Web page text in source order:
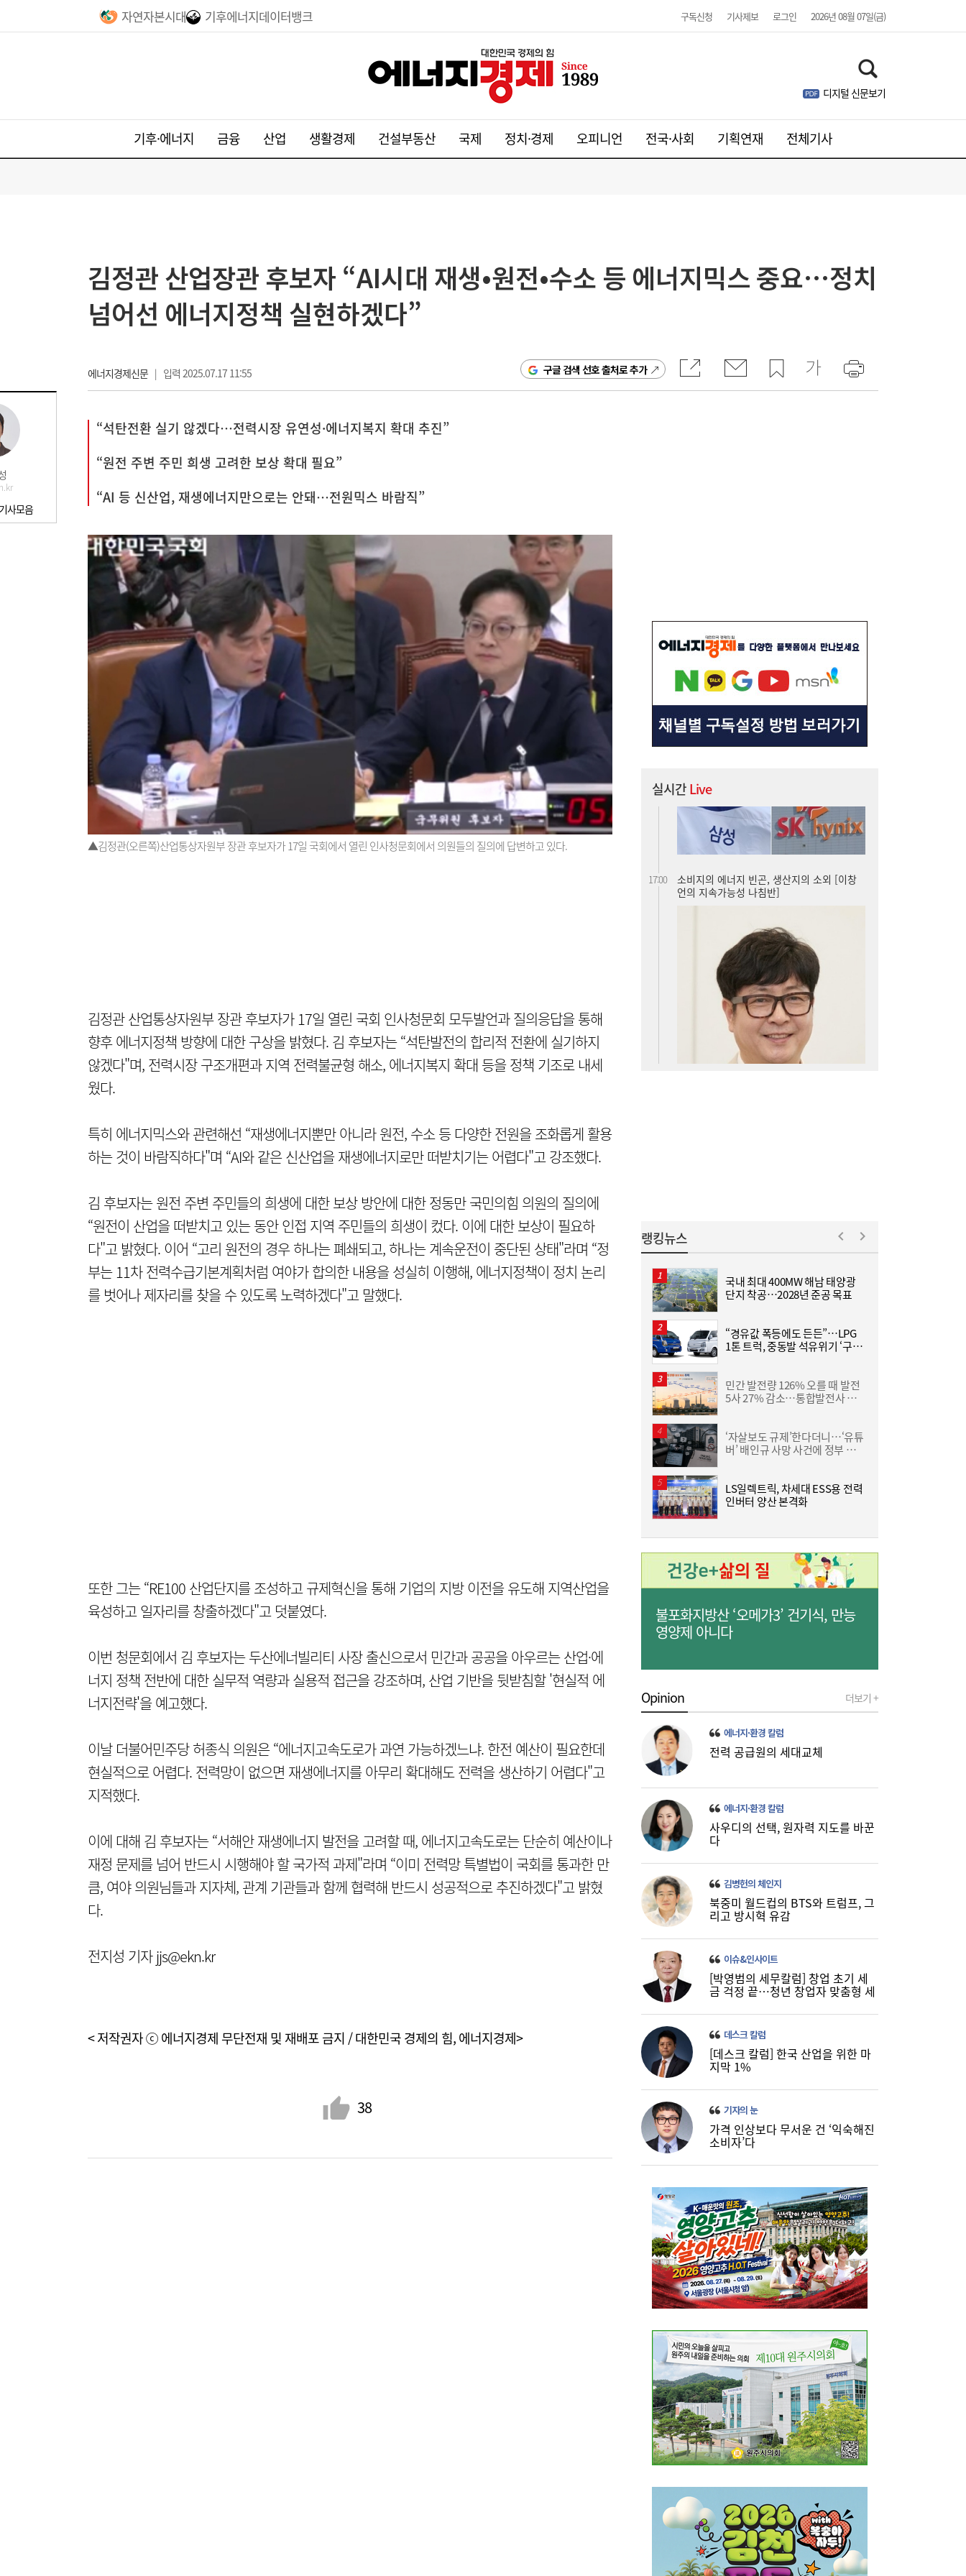
자연자본시대 기후에너지데이터뱅크 구독신청 기사제보 로그인 2026년 08월 07일(금)
디지털 신문보기
기후·에너지 금융 산업 생활경제 건설부동산 국제 정치·경제 오피니언 전국·사회 기획연재 전체기사
사모음
김정관 산업장관 후보자 “AI시대 재생•원전•수소 등 에너지믹스 중요…정치
넘어선 에너지정책 실현하겠다”
에너지경제신문| 입력 2025.07.17 11:55 구글 검색 선호 출처로 추가
“석탄전환 실기 않겠다…전력시장 유연성·에너지복지 확대 추진”
“원전 주변 주민 희생 고려한 보상 확대 필요”
“AI 등 신산업, 재생에너지만으로는 안돼…전원믹스 바람직”
▲김정관(오른쪽)산업통상자원부 장관 후보자가 17일 국회에서 열린 인사청문회에서 의원들의 질의에 답변하고 있다.
김정관 산업통상자원부 장관 후보자가 17일 열린 국회 인사청문회 모두발언과 질의응답을 통해
향후 에너지정책 방향에 대한 구상을 밝혔다. 김 후보자는 “석탄발전의 합리적 전환에 실기하지
않겠다"며, 전력시장 구조개편과 지역 전력불균형 해소, 에너지복지 확대 등을 정책 기조로 내세
웠다.
특히 에너지믹스와 관련해선 “재생에너지뿐만 아니라 원전, 수소 등 다양한 전원을 조화롭게 활용
하는 것이 바람직하다"며 “AI와 같은 신산업을 재생에너지로만 떠받치기는 어렵다"고 강조했다.
김 후보자는 원전 주변 주민들의 희생에 대한 보상 방안에 대한 정동만 국민의힘 의원의 질의에
“원전이 산업을 떠받치고 있는 동안 인접 지역 주민들의 희생이 컸다. 이에 대한 보상이 필요하
다"고 밝혔다. 이어 “고리 원전의 경우 하나는 폐쇄되고, 하나는 계속운전이 중단된 상태"라며 “정
부는 11차 전력수급기본계획처럼 여야가 합의한 내용을 성실히 이행해, 에너지정책이 정치 논리
를 벗어나 제자리를 찾을 수 있도록 노력하겠다"고 말했다.
또한 그는 “RE100 산업단지를 조성하고 규제혁신을 통해 기업의 지방 이전을 유도해 지역산업을
육성하고 일자리를 창출하겠다"고 덧붙였다.
이번 청문회에서 김 후보자는 두산에너빌리티 사장 출신으로서 민간과 공공을 아우르는 산업·에
너지 정책 전반에 대한 실무적 역량과 실용적 접근을 강조하며, 산업 기반을 뒷받침할 '현실적 에
너지전략'을 예고했다.
이날 더불어민주당 허종식 의원은 “에너지고속도로가 과연 가능하겠느냐. 한전 예산이 필요한데
현실적으로 어렵다. 전력망이 없으면 재생에너지를 아무리 확대해도 전력을 생산하기 어렵다"고
지적했다.
이에 대해 김 후보자는 “서해안 재생에너지 발전을 고려할 때, 에너지고속도로는 단순히 예산이나
재정 문제를 넘어 반드시 시행해야 할 국가적 과제"라며 “이미 전력망 특별법이 국회를 통과한 만
큼, 여야 의원님들과 지자체, 관계 기관들과 함께 협력해 반드시 성공적으로 추진하겠다"고 밝혔
다.
전지성 기자 jjs@ekn.kr
< 저작권자 ⓒ 에너지경제 무단전재 및 재배포 금지 / 대한민국 경제의 힘, 에너지경제>
38
실시간Live
고 잡지 일간베스트 10위
“3조 던진 외국인, 3조 받은 개미”...삼전닉
스, 하루 새 ‘와르르’
소비지의 에너지 빈곤, 생산지의 소외 [이창
언의 지속가능성 나침반]
16:35
[여전사 풍향계] KB국민카드, ‘유스클럽 체크
카드’ 20만장 돌파外
16:32
[금융권 풍향계] 취약계층 금융 접근성↑...기
업은행, 비대면 햇살론 출시 外
16:26
미·중에 로봇 패권 안 뺏긴다…현대차, “‘글로
벌 로봇 파운드리’ 구축할 것”
16:21
코스피, 반도체 차익실현에 4%대 급락…코
스닥은 800선 지켜내[마감시황]
16:18
LH 사장, 주택공급 속도전 위해 “보상 임시
직, 정규직보다 더 많이 주겠다”
랭킹뉴스
국내 최대 400MW 해남 태양광
단지 착공…2028년 준공 목표
“경유값 폭등에도 든든”…LPG
1톤 트럭, 중동발 석유위기 ‘구원
민간 발전량 126% 오를 때 발전
5사 27% 감소…통합발전사 출
‘자살보도 규제’한다더니…‘유튜
버’ 배인규 사망 사건에 정부 대
LS일렉트릭, 차세대 ESS용 전력
인버터 양산 본격화
불포화지방산 ‘오메가3’ 건기식, 만능
영양제 아니다
Opinion 더보기 +
에너지·환경 칼럼
전력 공급원의 세대교체
에너지·환경 칼럼
사우디의 선택, 원자력 지도를 바꾼
다
김병헌의 체인지
북중미 월드컵의 BTS와 트럼프, 그
리고 방시혁 유감
이슈&인사이트
[박영범의 세무칼럼] 창업 초기 세
금 걱정 끝…청년 창업자 맞춤형 세
데스크 칼럼
[데스크 칼럼] 한국 산업을 위한 마
지막 1%
기자의 눈
가격 인상보다 무서운 건 ‘익숙해진
소비자’다